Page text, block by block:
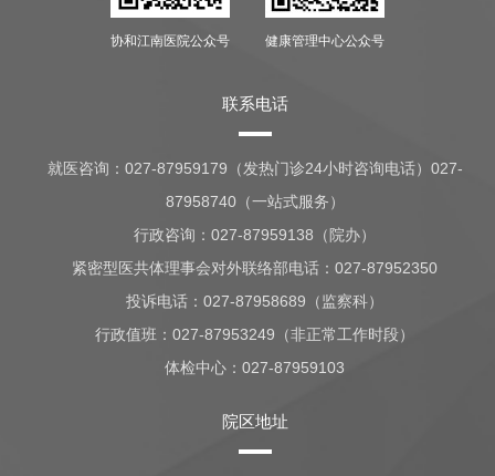
协和江南医院公众号 健康管理中心公众号
联系电话
就医咨询： 027-87959179（发热门诊24小时咨询电话）027-
87958740（一站式服务）
行政咨询：027-87959138（院办）
紧密型医共体理事会对外联络部电话：027-87952350
投诉电话：027-87958689（监察科）
行政值班：027-87953249（非正常工作时段）
体检中心：027-87959103
院区地址